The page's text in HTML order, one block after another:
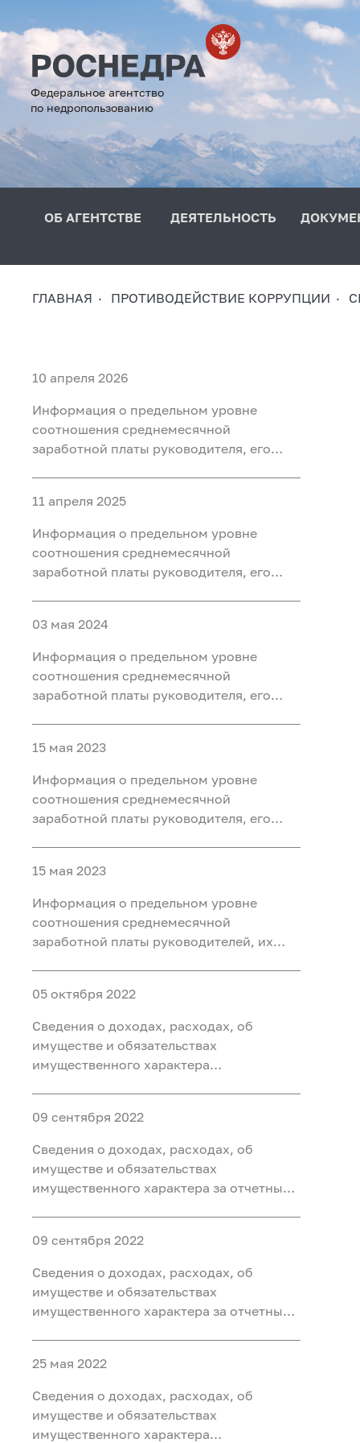
Федеральное агентство
по недропользованию
ОБ АГЕНТСТВЕ ДЕЯТЕЛЬНОСТЬ
ГЛАВНАЯ ПРОТИВОДЕЙСТВИЕ КОРРУПЦИИ
10 апреля 2026
Информация о предельном уровне
соотношения среднемесячной
заработной платы руководителя, его
работников подведомственных
учреждений Федерального агентства по
недропользованию за 2025 год
11 апреля 2025
Информация о предельном уровне
соотношения среднемесячной
заработной платы руководителя, его
работников подведомственных
учреждений Федерального агентства по
недропользованию
03 мая 2024
Информация о предельном уровне
соотношения среднемесячной
заработной платы руководителя, его
работников подведомственных
учреждений Федерального агентства по
недропользованию за 2023 год
15 мая 2023
Информация о предельном уровне
соотношения среднемесячной
заработной платы руководителя, его
работников подведомственных
учреждений Федерального агентства по
недропользованию за 2022 год
15 мая 2023
Информация о предельном уровне
соотношения среднемесячной
заработной платы руководителей, их
унитарных предприятий и
среднемесячной заработной платы
работников (без учета руководителя,
заместителей руководителя и главного
бухгалтера) организации (вписать
организацию) за 2021 год
05 октября 2022
Сведения о доходах, расходах, об
имуществе и обязательствах
имущественного характера
Федерального агентства по
недропользованию и членов их семей за
период с 1 января 2021 г. по 31 декабря
2021
09 сентября 2022
Сведения о доходах, расходах, об
имуществе и обязательствах
имущественного характера за отчетный
руководителя и главного бухгалтера
федеральных учреждений
подведомственных Роснедрам, а такж
09 сентября 2022
Сведения о доходах, расходах, об
имуществе и обязательствах
имущественного характера за отчетный
федеральных учреждений
подведомственных Роснедрам, а также о
доходах, об имуществе и обязате
25 мая 2022
Сведения о доходах, расходах, об
имуществе и обязательствах
имущественного характера